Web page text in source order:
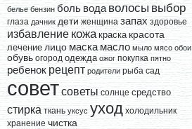
белье бензин боль вода волосы выбор
глаза дачник дети женщина запах здоровье
избавление кожа краска красота
лечение лицо маска масло мыло мясо обои
обувь огород одежда ожог покупка пятно
ребенок рецепт родители рыба сад
советсоветы солнце средство
стирка ткань уксус уход холодильник
хранение чистка